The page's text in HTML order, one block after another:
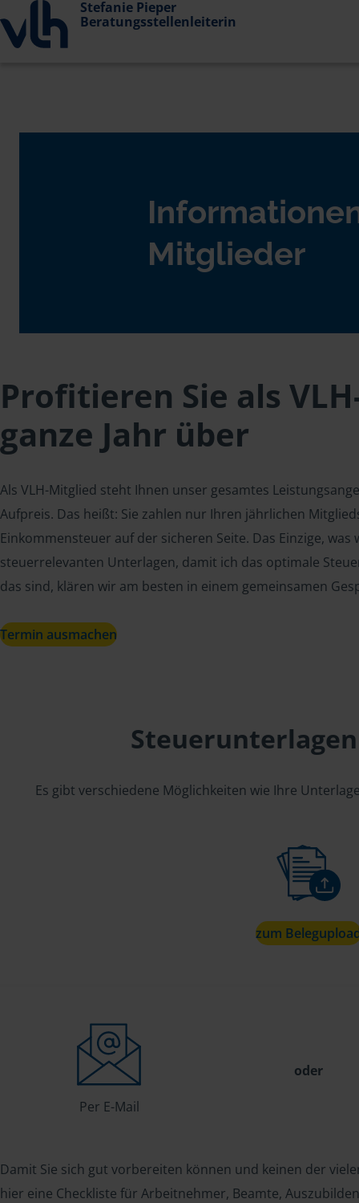
Stefanie Pieper
Beratungsstellenleiterin
Mitglieder
Profitieren Sie als
ganze Jahr über
Als VLH-Mitglied steht Ihnen unser gesamtes
Aufpreis. Das heißt: Sie zahlen nur Ihren jährlichen
Einkommensteuer auf der sicheren Seite. Das Einzige,
steuerrelevanten Unterlagen, damit ich das optimale
das sind, klären wir am besten in einem gemeinsamen
Termin ausmachen
Es gibt verschiedene Möglichkeiten wie Ihre
zum
Per E-Mail
oder
Damit Sie sich gut vorbereiten können und keinen der
hier eine Checkliste für Arbeitnehmer, Beamte,